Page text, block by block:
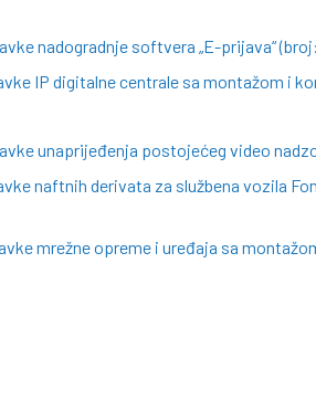
nadogradnje softvera „E-prijava“
IP digitalne centrale sa montažom i
unaprijeđenja postojećeg video
naftnih derivata za službena vozila
mrežne opreme i uređaja sa